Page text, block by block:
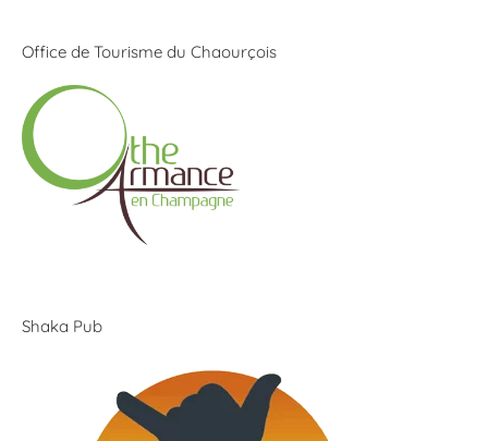
Office de Tourisme du Chaourçois
Shaka Pub